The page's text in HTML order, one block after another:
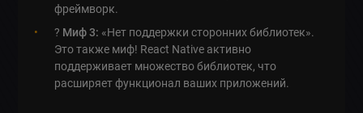
фреймворк.
? Миф 3: «Нет поддержки сторонних библиотек».
Это также миф! React Native активно
поддерживает множество библиотек, что
расширяет функционал ваших приложений.